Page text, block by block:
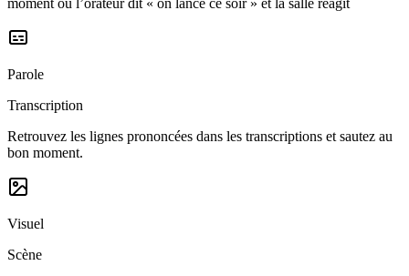
Parole
Transcription
Retrouvez les lignes prononcées dans les transcriptions et sautez au
bon moment.
Visuel
Scène